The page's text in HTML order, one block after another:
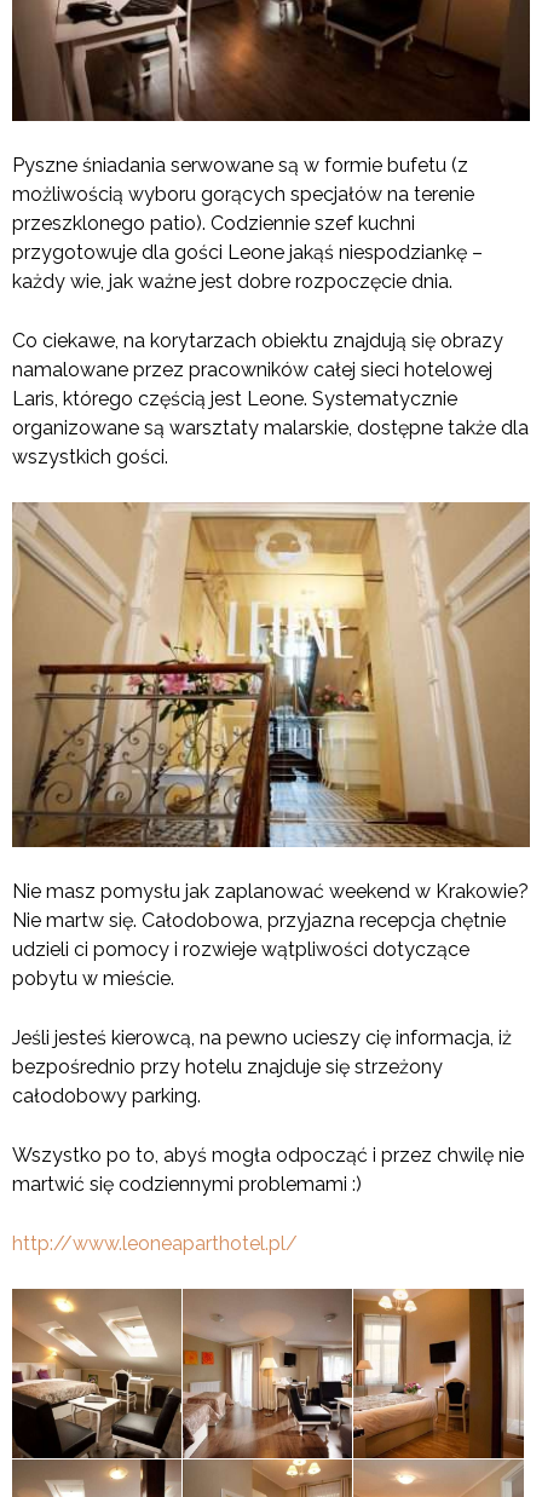
Pyszne śniadania serwowane są w formie bufetu (z
możliwością wyboru gorących specjałów na terenie
przeszklonego patio). Codziennie szef kuchni
przygotowuje dla gości Leone jakąś niespodziankę –
każdy wie, jak ważne jest dobre rozpoczęcie dnia.
Co ciekawe, na korytarzach obiektu znajdują się obrazy
namalowane przez pracowników całej sieci hotelowej
Laris, którego częścią jest Leone. Systematycznie
organizowane są warsztaty malarskie, dostępne także dla
wszystkich gości.
Nie masz pomysłu jak zaplanować weekend w Krakowie?
Nie martw się. Całodobowa, przyjazna recepcja chętnie
udzieli ci pomocy i rozwieje wątpliwości dotyczące
pobytu w mieście.
Jeśli jesteś kierowcą, na pewno ucieszy cię informacja, iż
bezpośrednio przy hotelu znajduje się strzeżony
całodobowy parking.
Wszystko po to, abyś mogła odpocząć i przez chwilę nie
martwić się codziennymi problemami :)
http://www.leoneaparthotel.pl/